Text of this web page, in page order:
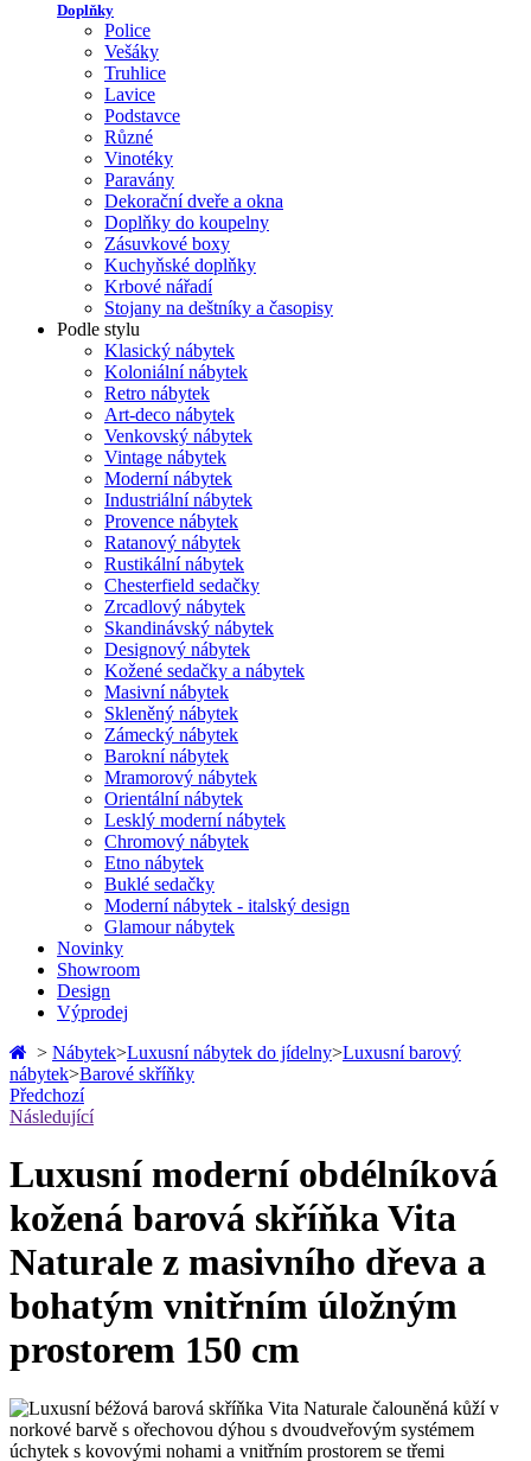
Doplňky
Police
Vešáky
Truhlice
Lavice
Podstavce
Různé
Vinotéky
Paravány
Dekorační dveře a okna
Doplňky do koupelny
Zásuvkové boxy
Kuchyňské doplňky
Krbové nářadí
Stojany na deštníky a časopisy
Podle stylu
Klasický nábytek
Koloniální nábytek
Retro nábytek
Art-deco nábytek
Venkovský nábytek
Vintage nábytek
Moderní nábytek
Industriální nábytek
Provence nábytek
Ratanový nábytek
Rustikální nábytek
Chesterfield sedačky
Zrcadlový nábytek
Skandinávský nábytek
Designový nábytek
Kožené sedačky a nábytek
Masivní nábytek
Skleněný nábytek
Zámecký nábytek
Barokní nábytek
Mramorový nábytek
Orientální nábytek
Lesklý moderní nábytek
Chromový nábytek
Etno nábytek
Buklé sedačky
Moderní nábytek - italský design
Glamour nábytek
Novinky
Showroom
Design
Výprodej
> Nábytek>Luxusní nábytek do jídelny>Luxusní barový
nábytek>Barové skříňky
Předchozí
Následující
Luxusní moderní obdélníková
kožená barová skříňka Vita
Naturale z masivního dřeva a
bohatým vnitřním úložným
prostorem 150 cm